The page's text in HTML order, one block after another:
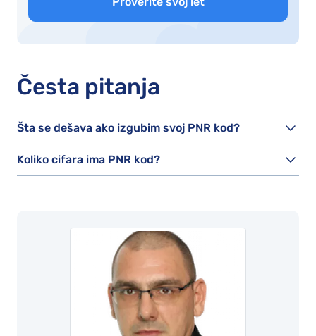
Česta pitanja
Šta se dešava ako izgubim svoj PNR kod?
Koliko cifara ima PNR kod?